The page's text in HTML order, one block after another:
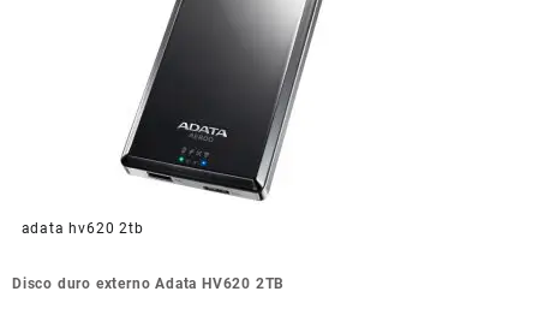
adata hv620 2tb
Navegación
Disco duro externo Adata HV620 2TB